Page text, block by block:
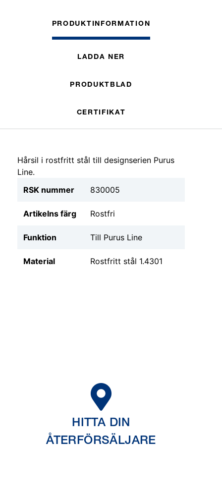
PRODUKTINFORMATION
LADDA NER
PRODUKTBLAD
CERTIFIKAT
Hårsil i rostfritt stål till designserien Purus
Line.
RSK nummer
830005
Artikelns färg Rostfri
Funktion Till Purus Line
Material Rostfritt stål 1.4301
HITTA DIN
ÅTERFÖRSÄLJARE